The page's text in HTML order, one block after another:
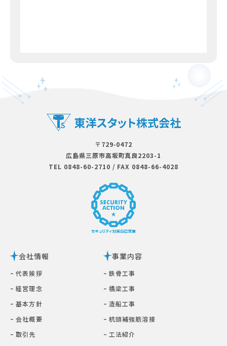
〒729-0472
広島県三原市⾼坂町真良2203-1
TEL 0848-60-2710 / FAX 0848-66-4028
会社情報
ｰ 代表挨拶
ｰ 経営理念
ｰ 基本⽅針
ｰ 会社概要
ｰ 取引先
事業内容
ｰ 鉄⾻⼯事
ｰ 橋梁⼯事
ｰ 造船工事
ｰ 杭頭補強筋溶接
ｰ ⼯法紹介